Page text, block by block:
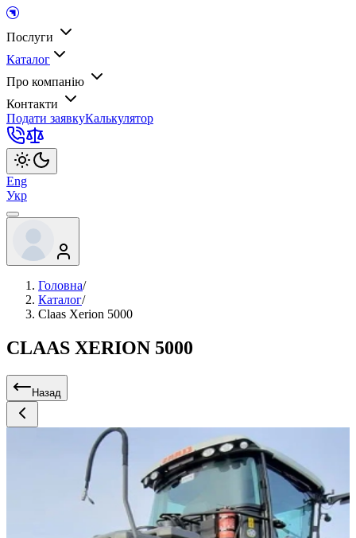
Послуги
Каталог
Про компанію
Контакти
Подати заявкуКалькулятор
Eng
Укр
Головна/
Каталог/
Claas Xerion 5000
CLAAS XERION 5000
Назад